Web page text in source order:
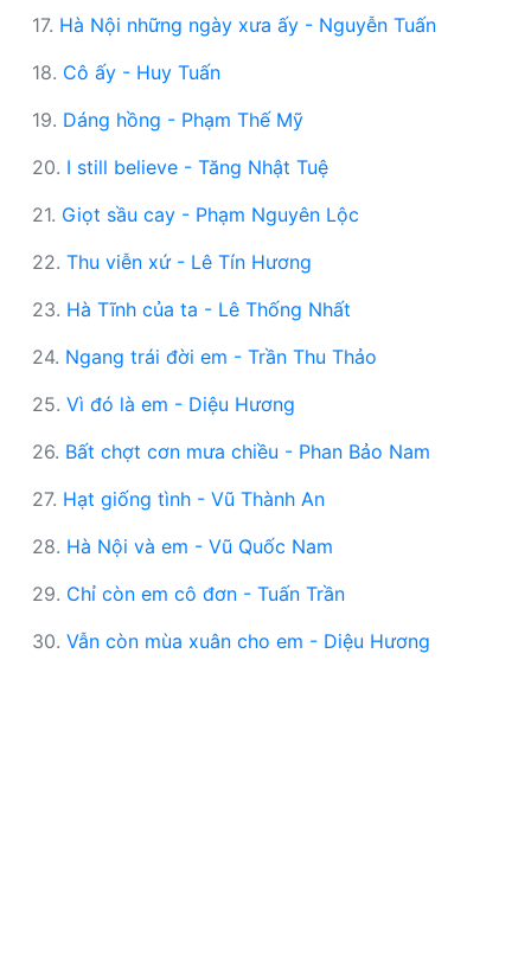
17. Hà Nội những ngày xưa ấy - Nguyễn Tuấn
18. Cô ấy - Huy Tuấn
19. Dáng hồng - Phạm Thế Mỹ
20. I still believe - Tăng Nhật Tuệ
21. Giọt sầu cay - Phạm Nguyên Lộc
22. Thu viễn xứ - Lê Tín Hương
23. Hà Tĩnh của ta - Lê Thống Nhất
24. Ngang trái đời em - Trần Thu Thảo
25. Vì đó là em - Diệu Hương
26. Bất chợt cơn mưa chiều - Phan Bảo Nam
27. Hạt giống tình - Vũ Thành An
28. Hà Nội và em - Vũ Quốc Nam
29. Chỉ còn em cô đơn - Tuấn Trần
30. Vẫn còn mùa xuân cho em - Diệu Hương